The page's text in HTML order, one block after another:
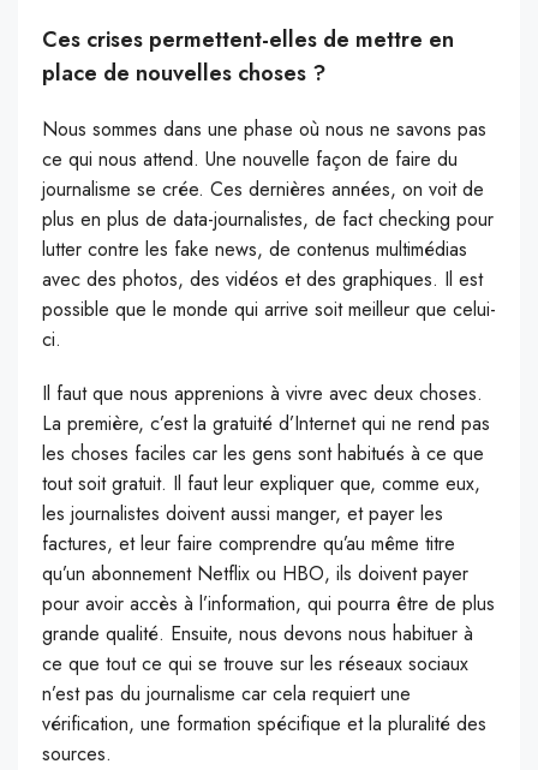
Ces crises permettent-elles de mettre en
place de nouvelles choses ?
Nous sommes dans une phase où nous ne savons pas
ce qui nous attend. Une nouvelle façon de faire du
journalisme se crée. Ces dernières années, on voit de
plus en plus de data-journalistes, de fact checking pour
lutter contre les fake news, de contenus multimédias
avec des photos, des vidéos et des graphiques. Il est
possible que le monde qui arrive soit meilleur que celui-
ci.
Il faut que nous apprenions à vivre avec deux choses.
La première, c’est la gratuité d’Internet qui ne rend pas
les choses faciles car les gens sont habitués à ce que
tout soit gratuit. Il faut leur expliquer que, comme eux,
les journalistes doivent aussi manger, et payer les
factures, et leur faire comprendre qu’au même titre
qu’un abonnement Netflix ou HBO, ils doivent payer
pour avoir accès à l’information, qui pourra être de plus
grande qualité. Ensuite, nous devons nous habituer à
ce que tout ce qui se trouve sur les réseaux sociaux
n’est pas du journalisme car cela requiert une
vérification, une formation spécifique et la pluralité des
sources.